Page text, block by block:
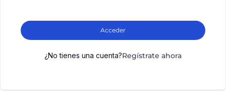
Acceder
¿No tienes una cuenta?Regístrate ahora